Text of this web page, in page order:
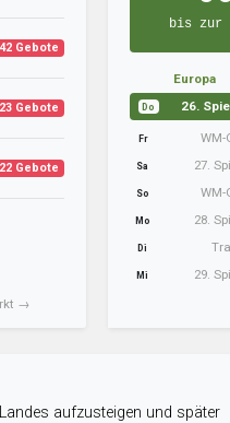
42 Gebote
23 Gebote
22 Gebote
→
bis zur
Europa
Do 26.
Fr WM-
Sa 27.
So WM-
Mo 28.
Di
Mi 29.
aufzusteigen und später